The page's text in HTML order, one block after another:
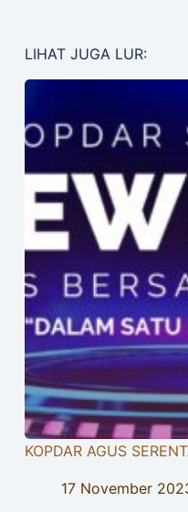
LIHAT JUGA LUR:
KOPDAR AGUS
17 November